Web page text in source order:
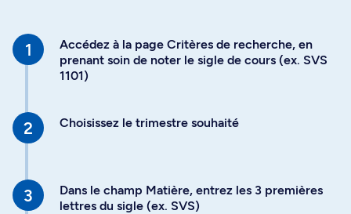
Accédez à la page Critères de recherche, en
prenant soin de noter le sigle de cours (ex. SVS
1101)
Choisissez le trimestre souhaité
Dans le champ Matière, entrez les 3 premières
lettres du sigle (ex. SVS)